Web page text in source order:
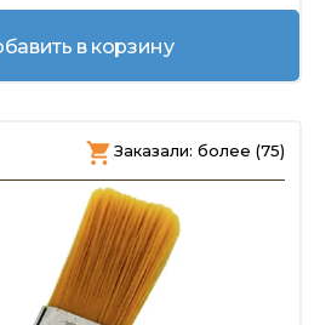
в корзину
Заказали: более (75)